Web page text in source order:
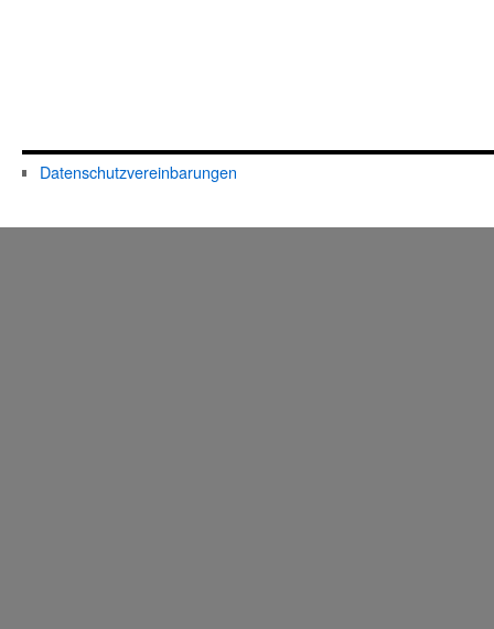
Datenschutzvereinbarungen